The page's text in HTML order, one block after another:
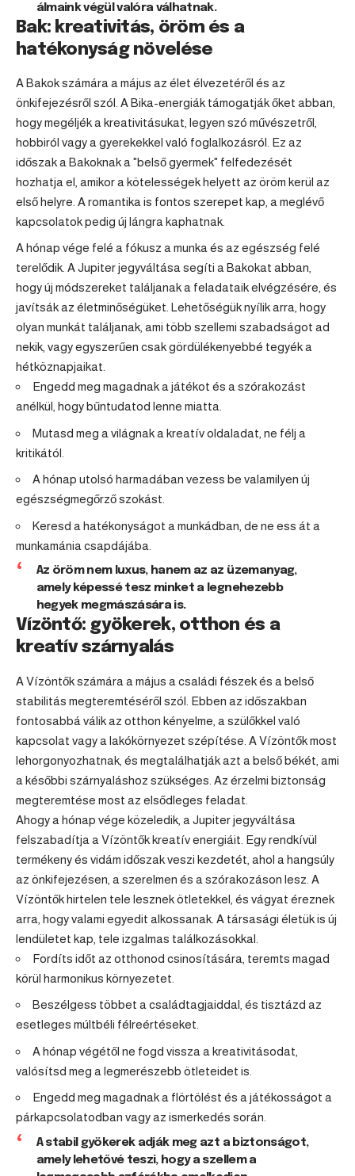
álmaink végül valóra válhatnak.
Bak: kreativitás, öröm és a
hatékonyság növelése
A Bakok számára a május az élet élvezetéről és az
önkifejezésről szól. A Bika-energiák támogatják őket abban,
hogy megéljék a kreativitásukat, legyen szó művészetről,
hobbiról vagy a gyerekekkel való foglalkozásról. Ez az
időszak a Bakoknak a "belső gyermek" felfedezését
hozhatja el, amikor a kötelességek helyett az öröm kerül az
első helyre. A romantika is fontos szerepet kap, a meglévő
kapcsolatok pedig új lángra kaphatnak.
A hónap vége felé a fókusz a munka és az egészség felé
terelődik. A Jupiter jegyváltása segíti a Bakokat abban,
hogy új módszereket találjanak a feladataik elvégzésére, és
javítsák az életminőségüket. Lehetőségük nyílik arra, hogy
olyan munkát találjanak, ami több szellemi szabadságot ad
nekik, vagy egyszerűen csak gördülékenyebbé tegyék a
hétköznapjaikat.
Engedd meg magadnak a játékot és a szórakozást
anélkül, hogy bűntudatod lenne miatta.
Mutasd meg a világnak a kreatív oldaladat, ne félj a
kritikától.
A hónap utolsó harmadában vezess be valamilyen új
egészségmegőrző szokást.
Keresd a hatékonyságot a munkádban, de ne ess át a
munkamánia csapdájába.
Az öröm nem luxus, hanem az az üzemanyag,
amely képessé tesz minket a legnehezebb
hegyek megmászására is.
Vízöntő: gyökerek, otthon és a
kreatív szárnyalás
A Vízöntők számára a május a családi fészek és a belső
stabilitás megteremtéséről szól. Ebben az időszakban
fontosabbá válik az otthon kényelme, a szülőkkel való
kapcsolat vagy a lakókörnyezet szépítése. A Vízöntők most
lehorgonyozhatnak, és megtalálhatják azt a belső békét, ami
a későbbi szárnyaláshoz szükséges. Az érzelmi biztonság
megteremtése most az elsődleges feladat.
Ahogy a hónap vége közeledik, a Jupiter jegyváltása
felszabadítja a Vízöntők kreatív energiáit. Egy rendkívül
termékeny és vidám időszak veszi kezdetét, ahol a hangsúly
az önkifejezésen, a szerelmen és a szórakozáson lesz. A
Vízöntők hirtelen tele lesznek ötletekkel, és vágyat éreznek
arra, hogy valami egyedit alkossanak. A társasági életük is új
lendületet kap, tele izgalmas találkozásokkal.
Fordíts időt az otthonod csinosítására, teremts magad
körül harmonikus környezetet.
Beszélgess többet a családtagjaiddal, és tisztázd az
esetleges múltbéli félreértéseket.
A hónap végétől ne fogd vissza a kreativitásodat,
valósítsd meg a legmerészebb ötleteidet is.
Engedd meg magadnak a flörtölést és a játékosságot a
párkapcsolatodban vagy az ismerkedés során.
A stabil gyökerek adják meg azt a biztonságot,
amely lehetővé teszi, hogy a szellem a